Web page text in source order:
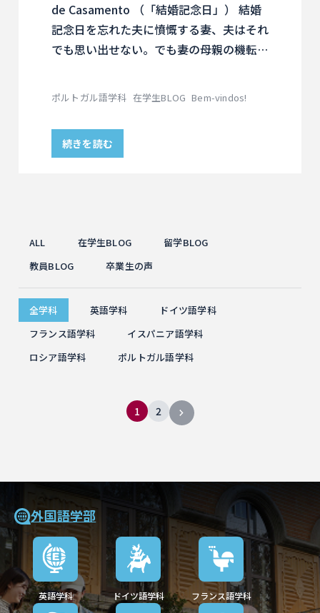
de Casamento （「結婚記念日」） 結婚
記念日を忘れた夫に憤慨する妻、夫はそれ
でも思い出せない。でも妻の母親の機転…
ポルトガル語学科 在学生BLOG Bem-vindos!
続きを読む
ALL 在学生BLOG
留学BLOG
教員BLOG
卒業生の声
全学科 英語学科
ドイツ語学科
フランス語学科
イスパニア語学科
ロシア語学科
ポルトガル語学科
1 2
外国語学部
英語学科 ドイツ語学科 フランス語学科